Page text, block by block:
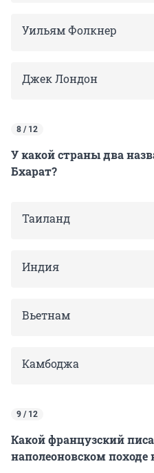
Уильям Фолкнер
Джек Лондон
8 / 12
У какой страны два
Бхарат?
Таиланд
Индия
Вьетнам
Камбоджа
9 / 12
Какой французский
наполеоновском походе